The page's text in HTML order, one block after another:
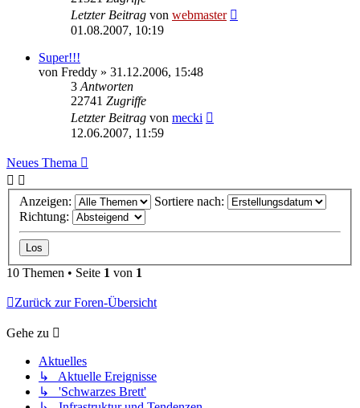
Letzter Beitrag von webmaster
01.08.2007, 10:19
Super!!!
von Freddy » 31.12.2006, 15:48
3 Antworten
22741 Zugriffe
Letzter Beitrag von mecki
12.06.2007, 11:59
Neues Thema
Anzeigen:
Sortiere nach:
Richtung:
10 Themen • Seite 1 von 1
Zurück zur Foren-Übersicht
Gehe zu
Aktuelles
↳ Aktuelle Ereignisse
↳ 'Schwarzes Brett'